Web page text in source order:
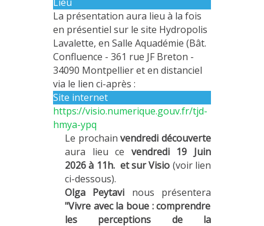
MÉTHODES ET OUTILS
LOGICIELS
PUBLICATIONS SUR HAL
THÈSES
WORKING PAPERS
NOTES THÉMATIQUES
NOS TRAVAUX EN VIDÉO
La présentation aura lieu à la fois
en présentiel sur le site Hydropolis
Lavalette, en Salle Aquadémie (Bât.
Confluence - 361 rue JF Breton -
34090 Montpellier et en distanciel
via le lien ci-après :
Site internet
https://visio.numerique.gouv.fr/tjd-
hmya-ypq
Le prochainvendredi découverte
aura lieu ce vendredi 19 Juin
2026 à 11h. et sur Visio (voir lien
ci-dessous).
Olga Peytavi nous présentera
"Vivre avec la boue : comprendre
les perceptions de la